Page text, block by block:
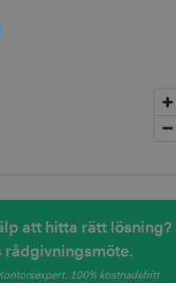
att hitta rätt lösning?
rådgivningsmöte.
. 100%kostnadsfritt